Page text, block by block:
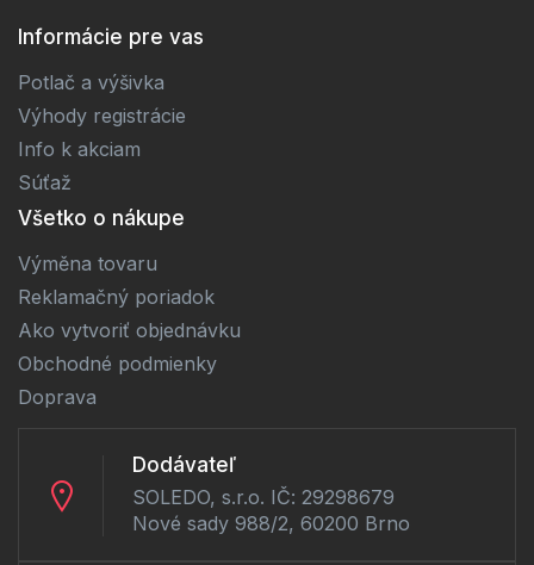
Informácie pre vas
Potlač a výšivka
Výhody registrácie
Info k akciam
Súťaž
Všetko o nákupe
Výměna tovaru
Reklamačný poriadok
Ako vytvoriť objednávku
Obchodné podmienky
Doprava
Dodávateľ
SOLEDO, s.r.o. IČ: 29298679
Nové sady 988/2, 60200 Brno